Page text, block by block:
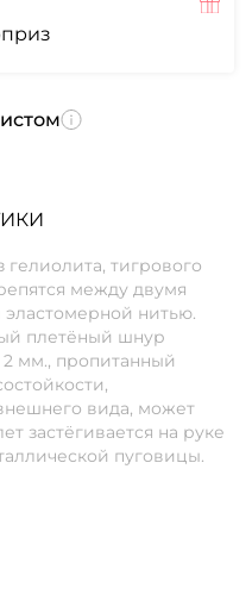
тигрового
между двумя
нитью.
плетёный шнур
мм., пропитанный
вида, может
застёгивается на руке
пуговицы.